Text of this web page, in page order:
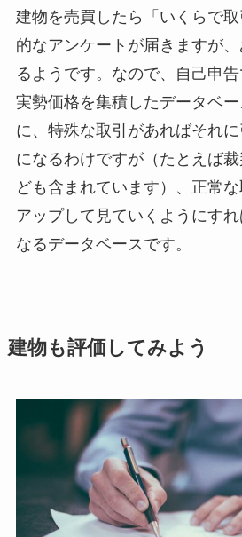
建物を売買したら「いくらで取
的なアンケートが届きますが
るようです。なので、自己申告
実勢価格を集積したデータベ
に、特殊な取引があればそれ
になるわけですが（たとえば
ども含まれています）、正常
アップして見ていくようにす
なるデータベースです。
建物も評価してみよう